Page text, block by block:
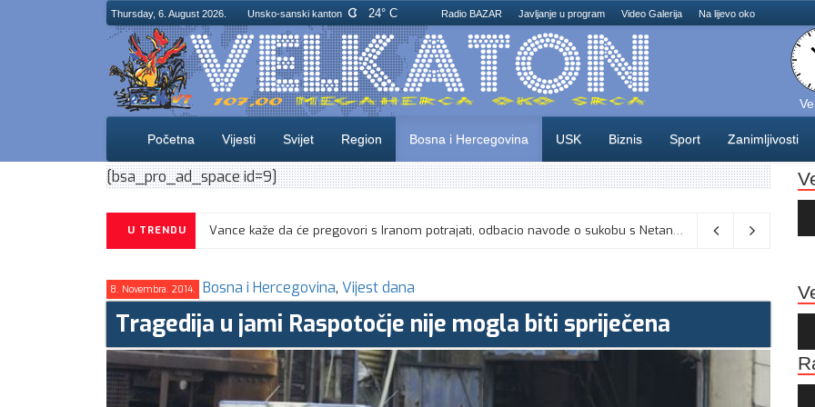
Thursday, 6. August 2026. Unsko-sanski kanton 24° C Radio BAZAR Javljanje u program Video Galerija Na lijevo oko
Početna Vijesti Svijet Region Bosna i Hercegovina USK Biznis Sport Zanimljivosti
[bsa_pro_ad_space id=9]
U TRENDU Vance kaže da će pregovori s Iranom potrajati, odbacio navode o sukobu s Netanyahuom 06/08/2026
8. Novembra. 2014. Bosna i Hercegovina, Vijest dana
Tragedija u jami Raspotočje nije mogla biti spriječena